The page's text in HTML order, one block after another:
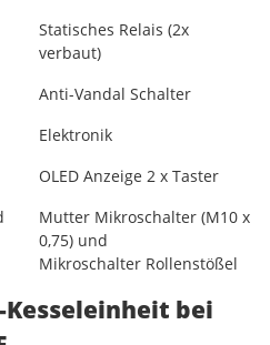
Statisches Relais (2x
verbaut)
Anti-Vandal Schalter
Elektronik
OLED Anzeige 2 x Taster
Mutter Mikroschalter (M10 x
0,75) und
Mikroschalter Rollenstößel
bei